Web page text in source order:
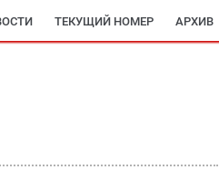
ТЕКУЩИЙ НОМЕР АРХИВ